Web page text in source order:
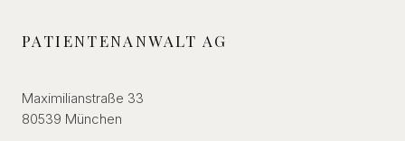
PATIENTENANWALT AG
Maximilianstraße 33
80539 München